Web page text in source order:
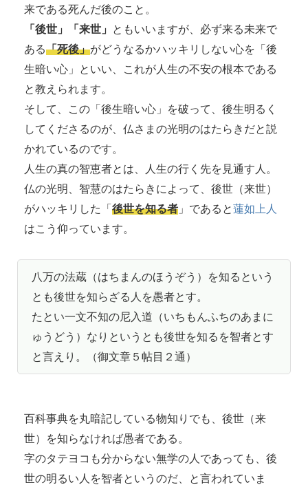
来である死んだ後のこと。
「後世」「来世」
ともいいますが、必ず来る未来で
ある「死後」がどうなるかハッキリしない心を「後
生暗い心」といい、これが人生の不安の根本である
と教えられます。
そして、この「後生暗い心」を破って、後生明るく
してくださるのが、仏さまの光明のはたらきだと説
かれているのです。
人生の真の智恵者とは、人生の行く先を見通す人。
仏の光明、智慧のはたらきによって、後世（来世）
がハッキリした「 後世を知る者 」であると蓮如上人
はこう仰っています。
八万の法蔵（はちまんのほうぞう）を知るという
とも後世を知らざる人を愚者とす。
たとい一文不知の尼入道（いちもんふちのあまに
ゅうどう）なりというとも後世を知るを智者とす
と言えり。（御文章５帖目２通）
百科事典を丸暗記している物知りでも、後世（来
世）を知らなければ愚者である。
字のタテヨコも分からない無学の人であっても、後
世の明るい人を智者というのだ、と言われていま